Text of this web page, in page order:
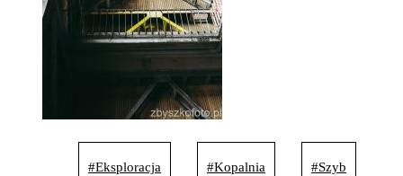
#Eksploracja #Kopalnia #Szyb